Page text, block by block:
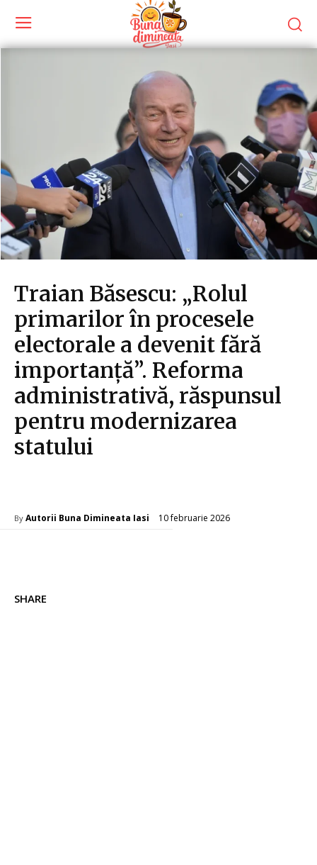
Traian Băsescu: „Rolul
primarilor în procesele
electorale a devenit fără
importanță”. Reforma
administrativă, răspunsul
pentru modernizarea
statului
By Autorii Buna Dimineata Iasi 10 februarie 2026
SHARE